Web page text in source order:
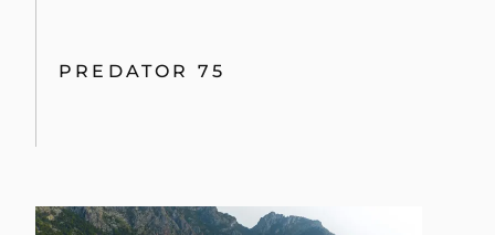
PREDATOR 75